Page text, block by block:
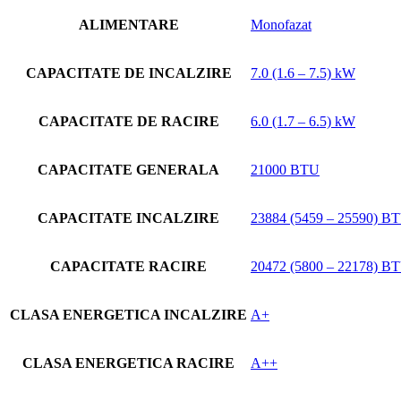
ALIMENTARE Monofazat
CAPACITATE DE INCALZIRE 7.0 (1.6 – 7.5) kW
CAPACITATE DE RACIRE 6.0 (1.7 – 6.5) kW
CAPACITATE GENERALA 21000 BTU
CAPACITATE INCALZIRE 23884 (5459 – 25590)
CAPACITATE RACIRE 20472 (5800 – 22178)
CLASA ENERGETICA INCALZIRE A+
CLASA ENERGETICA RACIRE A++